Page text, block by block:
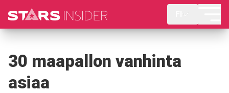
30 maapallon vanhinta
asiaa